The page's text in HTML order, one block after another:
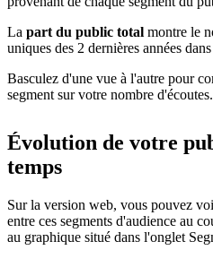
La part du public total montre le
uniques des 2 dernières années
Basculez d'une vue à l'autre pour
segment sur votre nombre d'écoutes.
Évolution de votre
temps
Sur la version web, vous pouvez
entre ces segments d'audience au
au graphique situé dans l'onglet